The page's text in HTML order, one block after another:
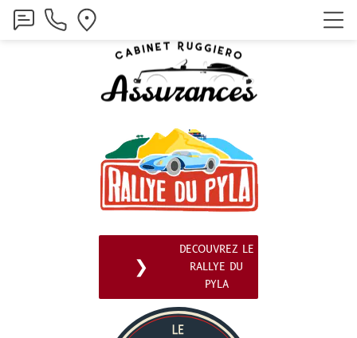
❯
DECOUVREZ LE
RALLYE DU
PYLA